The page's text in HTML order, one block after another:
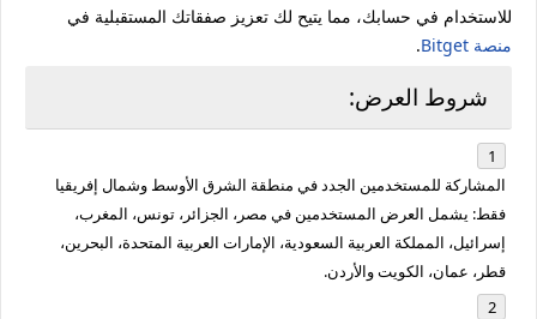
للاستخدام في حسابك، مما يتيح لك تعزيز صفقاتك المستقبلية في
منصة Bitget
.
شروط العرض:
المشاركة للمستخدمين الجدد في منطقة الشرق الأوسط وشمال إفريقيا
فقط: يشمل العرض المستخدمين في مصر، الجزائر، تونس، المغرب،
إسرائيل، المملكة العربية السعودية، الإمارات العربية المتحدة، البحرين،
قطر، عمان، الكويت والأردن.